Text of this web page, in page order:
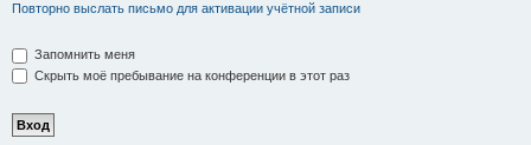
Повторно выслать письмо для активации учётной записи
Запомнить меня
Скрыть моё пребывание на конференции в этот раз